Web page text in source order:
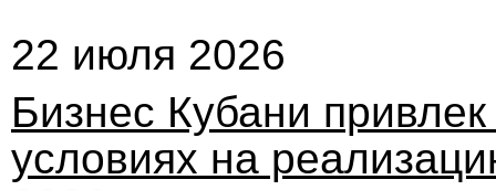
22 июля 2026
Бизнес Кубани
условиях на